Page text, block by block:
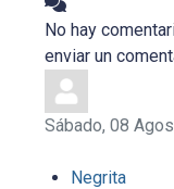
No hay
enviar un
Sábado, 08
Negrita